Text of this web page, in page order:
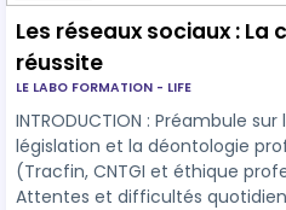
Les réseaux sociaux : La
réussite
LE LABO FORMATION - LIFE
INTRODUCTION : Préambule
législation et la déontologie
(Tracfin, CNTGI et éthique
Attentes et difficultés quotidiennes